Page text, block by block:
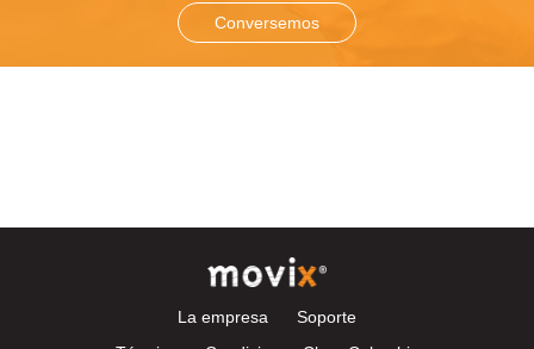
Conversemos
La empresa
Soporte